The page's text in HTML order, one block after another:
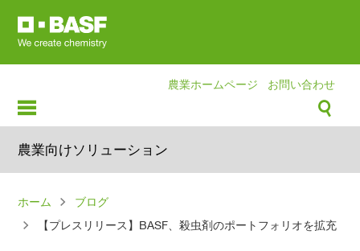
農業ホームページ お問い合わせ
農業向けソリューション
パ
ン
ホーム
ブログ
【プレスリリース】BASF、殺虫剤のポートフォリオを拡充